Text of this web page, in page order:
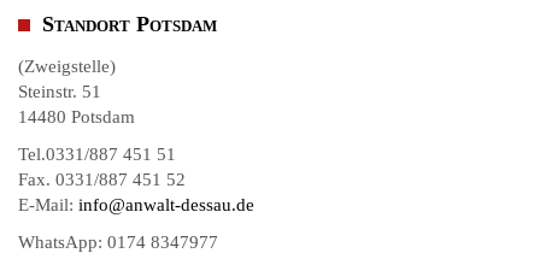
Standort Potsdam
(Zweigstelle)
Steinstr. 51
14480 Potsdam
Tel.0331/887 451 51
Fax. 0331/887 451 52
E-Mail: info@anwalt-dessau.de
WhatsApp: 0174 8347977